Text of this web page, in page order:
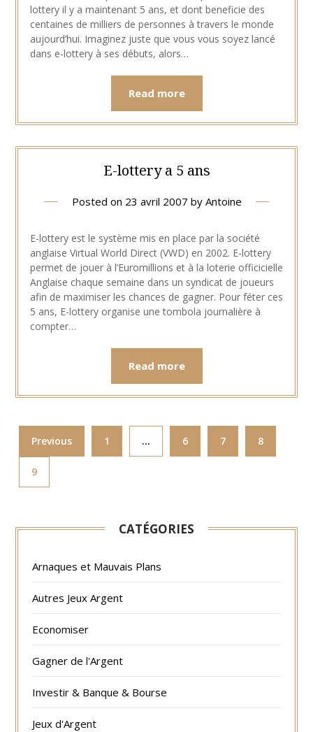
lottery il y a maintenant 5 ans, et dont beneficie des
centaines de milliers de personnes à travers le monde
aujourd’hui. Imaginez juste que vous vous soyez lancé
dans e-lottery à ses débuts, alors…
Read more
E-lottery a 5 ans
Posted on 23 avril 2007 by Antoine
E-lottery est le système mis en place par la société
anglaise Virtual World Direct (VWD) en 2002. E-lottery
permet de jouer à l’Euromillions et à la loterie officicielle
Anglaise chaque semaine dans un syndicat de joueurs
afin de maximiser les chances de gagner. Pour féter ces
5 ans, E-lottery organise une tombola journalière à
compter…
Read more
Previous 1 … 6 7 8
9
CATÉGORIES
Arnaques et Mauvais Plans
Autres Jeux Argent
Economiser
Gagner de l'Argent
Investir & Banque & Bourse
Jeux d'Argent